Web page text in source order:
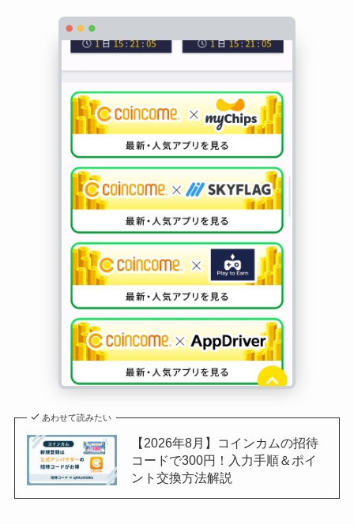
あわせて読みたい
【2026年8月】コインカムの招待
コードで300円！入力手順＆ポイ
ント交換方法解説